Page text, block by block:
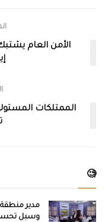
الأمن العام
الممتلكات
🧐
مدير منطقة
وسبل